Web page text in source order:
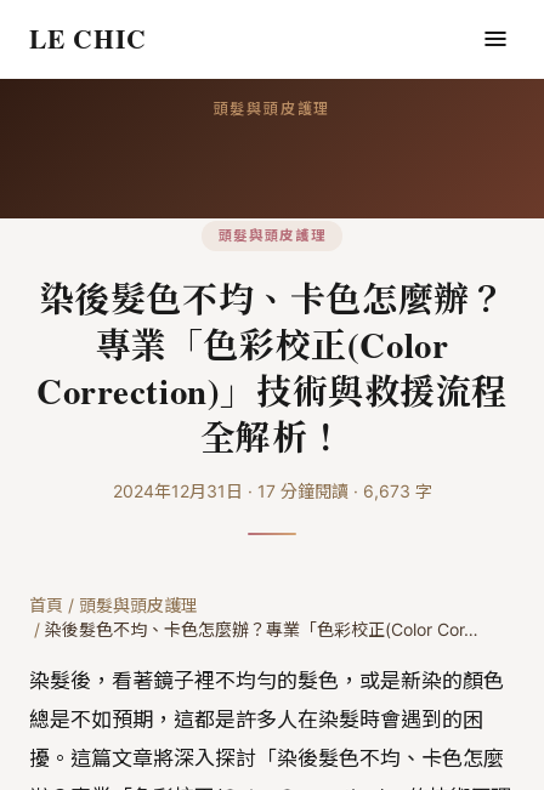
LE CHIC
頭髮與頭皮護理
頭髮與頭皮護理
染後髮色不均、卡色怎麼辦？
專業「色彩校正(Color
Correction)」技術與救援流程
全解析！
2024年12月31日 · 17分鐘閱讀· 6,673 字
首頁 / 頭髮與頭皮護理
/ 染後髮色不均、卡色怎麼辦？專業「色彩校正(Color Cor…
染髮後，看著鏡子裡不均勻的髮色，或是新染的顏色
總是不如預期，這都是許多人在染髮時會遇到的困
擾。這篇文章將深入探討「染後髮色不均、卡色怎麼